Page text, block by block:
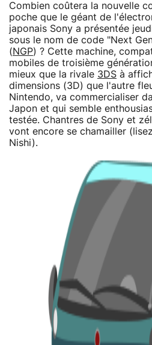
Combien coûtera la nouvelle
poche que le géant de
japonais Sony a présentée
sous le nom de code "Next
(NGP) ? Cette machine,
mobiles de troisième
mieux que la rivale 3DS à
dimensions (3D) que l'autre
Nintendo, va commercialiser
Japon et qui semble
testée. Chantres de Sony et
vont encore se chamailler
Nishi).